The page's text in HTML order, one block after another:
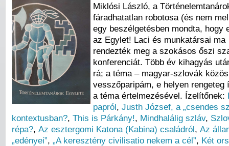
Miklósi László, a
fáradhatatlan robotosa (és nem
egy beszélgetésben mondta, hogy
az Egylet! Laci és munkatársai
rendezték meg a szokásos őszi
konferenciát. Több év kihagyás
rá; a téma – magyar-szlovák
vesszőparipám, e helyen rengeteg
a téma értelmezésével. Ízelítőnek:
papról, Justh József, a „csendes
kontextusban?, This is Párkány!, Mindhalálig szláv,
répa?, Az esztergomi Katona (Kabina) családról, Az
„edényei”, „A keresztény civilisatio nekem a cél”, Két